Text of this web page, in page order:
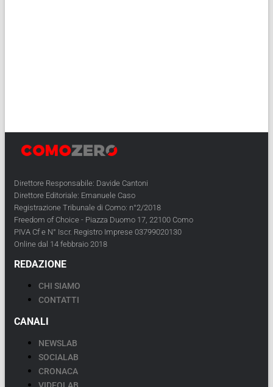
Direttore Responsabile: Davide Cantoni
Direttore Editoriale: Emanuele Caso
Registrazione Tribunale di Como: n°2/2018
Freedom of Choice - Piazza Duomo 17, 22100 Como
PIVA Cf e N° Iscr. Registro Imprese 03799020130
Online dal 14 febbraio 2018
REDAZIONE
CHI SIAMO
CONTATTI
CANALI
NEWSLAB
SOCIALAB
CRONACA